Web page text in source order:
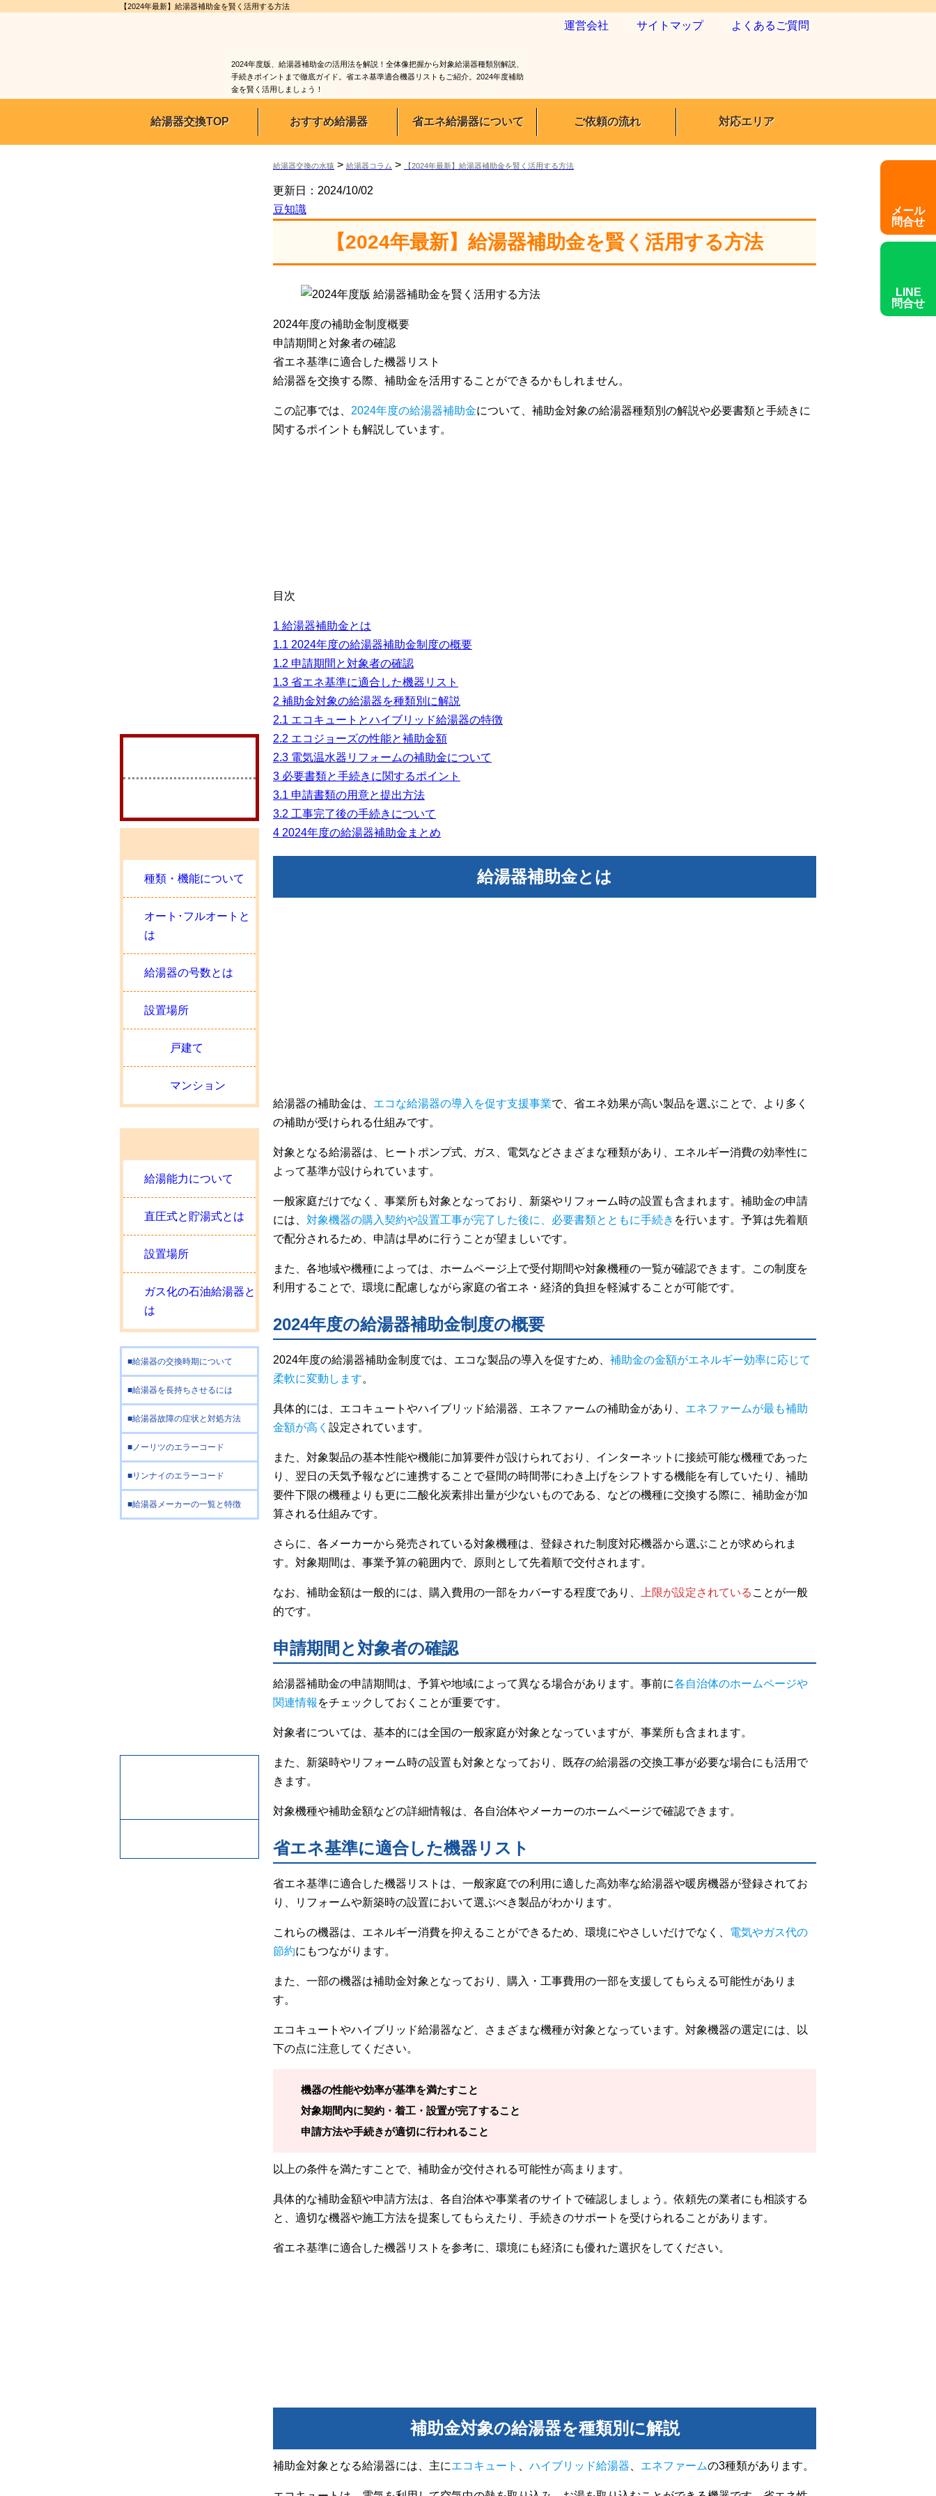
【2024年最新】給湯器補助金を賢く活用する方法
2024年度版、給湯器補助金の活用法を解説！全体像把握から対象給湯器種類別解説、
手続きポイントまで徹底ガイド。省エネ基準適合機器リストもご紹介。2024年度補助
金を賢く活用しましょう！
運営会社 サイトマップ よくあるご質問
給湯器交換TOP おすすめ給湯器 省エネ給湯器について ご依頼の流れ 対応エリア
給湯器交換の水猿 > 給湯器コラム > 【2024年最新】給湯器補助金を賢く活用する方法
更新日：2024/10/02
豆知識
【2024年最新】給湯器補助金を賢く活用する方法
2024年度の補助金制度概要
申請期間と対象者の確認
省エネ基準に適合した機器リスト
給湯器を交換する際、補助金を活用することができるかもしれません。
この記事では、 2024年度の給湯器補助金について、補助金対象の給湯器種類別の解説や必要書類と手続きに
関するポイントも解説しています。
目次
1 給湯器補助金とは
1.1 2024年度の給湯器補助金制度の概要
1.2 申請期間と対象者の確認
1.3 省エネ基準に適合した機器リスト
2 補助金対象の給湯器を種類別に解説
2.1 エコキュートとハイブリッド給湯器の特徴
2.2 エコジョーズの性能と補助金額
2.3 電気温水器リフォームの補助金について
3 必要書類と手続きに関するポイント
3.1 申請書類の用意と提出方法
3.2 工事完了後の手続きについて
4 2024年度の給湯器補助金まとめ
給湯器補助金とは
給湯器の補助金は、 エコな給湯器の導入を促す支援事業で、省エネ効果が高い製品を選ぶことで、より多く
の補助が受けられる仕組みです。
対象となる給湯器は、ヒートポンプ式、ガス、電気などさまざまな種類があり、エネルギー消費の効率性に
よって基準が設けられています。
一般家庭だけでなく、事業所も対象となっており、新築やリフォーム時の設置も含まれます。補助金の申請
には、 対象機器の購入契約や設置工事が完了した後に、必要書類とともに手続き を行います。予算は先着順
で配分されるため、申請は早めに行うことが望ましいです。
また、各地域や機種によっては、ホームページ上で受付期間や対象機種の一覧が確認できます。この制度を
利用することで、環境に配慮しながら家庭の省エネ・経済的負担を軽減することが可能です。
2024年度の給湯器補助金制度の概要
2024年度の給湯器補助金制度では、エコな製品の導入を促すため、 補助金の金額がエネルギー効率に応じて
柔軟に変動します。
具体的には、エコキュートやハイブリッド給湯器、エネファームの補助金があり、 エネファームが最も補助
金額が高く 設定されています。
また、対象製品の基本性能や機能に加算要件が設けられており、インターネットに接続可能な機種であった
り、翌日の天気予報などに連携することで昼間の時間帯にわき上げをシフトする機能を有していたり、補助
要件下限の機種よりも更に二酸化炭素排出量が少ないものである、などの機種に交換する際に、補助金が加
算される仕組みです。
さらに、各メーカーから発売されている対象機種は、登録された制度対応機器から選ぶことが求められま
す。対象期間は、事業予算の範囲内で、原則として先着順で交付されます。
なお、補助金額は一般的には、購入費用の一部をカバーする程度であり、 上限が設定されている ことが一般
的です。
申請期間と対象者の確認
給湯器補助金の申請期間は、予算や地域によって異なる場合があります。事前に各自治体のホームページや
関連情報 をチェックしておくことが重要です。
対象者については、基本的には全国の一般家庭が対象となっていますが、事業所も含まれます。
また、新築時やリフォーム時の設置も対象となっており、既存の給湯器の交換工事が必要な場合にも活用で
きます。
対象機種や補助金額などの詳細情報は、各自治体やメーカーのホームページで確認できます。
省エネ基準に適合した機器リスト
省エネ基準に適合した機器リストは、一般家庭での利用に適した高効率な給湯器や暖房機器が登録されてお
り、リフォームや新築時の設置において選ぶべき製品がわかります。
これらの機器は、エネルギー消費を抑えることができるため、環境にやさしいだけでなく、 電気やガス代の
節約にもつながります。
また、一部の機器は補助金対象となっており、購入・工事費用の一部を支援してもらえる可能性がありま
す。
エコキュートやハイブリッド給湯器など、さまざまな機種が対象となっています。対象機器の選定には、以
下の点に注意してください。
機器の性能や効率が基準を満たすこと
対象期間内に契約・着工・設置が完了すること
申請方法や手続きが適切に行われること
以上の条件を満たすことで、補助金が交付される可能性が高まります。
具体的な補助金額や申請方法は、各自治体や事業者のサイトで確認しましょう。依頼先の業者にも相談する
と、適切な機器や施工方法を提案してもらえたり、手続きのサポートを受けられることがあります。
省エネ基準に適合した機器リストを参考に、環境にも経済にも優れた選択をしてください。
補助金対象の給湯器を種類別に解説
補助金対象となる給湯器には、主にエコキュート ハイブリッド給湯器 エネファームの3種類があります。
種類・機能について
オート･フルオートと
は
給湯器の号数とは
設置場所
戸建て
マンション
給湯能力について
直圧式と貯湯式とは
設置場所
ガス化の石油給湯器と
は
給湯器の交換時期について
給湯器を長持ちさせるには
給湯器故障の症状と対処方法
ノーリツのエラーコード
リンナイのエラーコード
給湯器メーカーの一覧と特徴
メール
問合せ
LINE
問合せ